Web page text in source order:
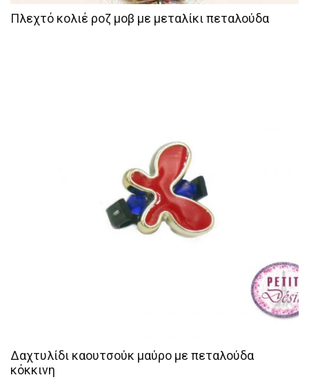
Πλεχτό κολιέ ροζ μοβ με μεταλίκι πεταλούδα
Δαχτυλίδι καουτσούκ μαύρο με πεταλούδα
κόκκινη